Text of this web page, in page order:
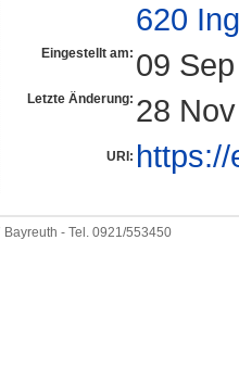
620
Eingestellt am: 09
Letzte Änderung: 28
URI:
Bayreuth - Tel. 0921/553450